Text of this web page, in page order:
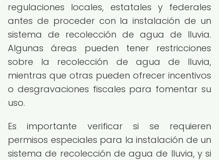
regulaciones locales, estatales y federales
antes de proceder con la instalación de un
sistema de recolección de agua de lluvia.
Algunas áreas pueden tener restricciones
sobre la recolección de agua de lluvia,
mientras que otras pueden ofrecer incentivos
o desgravaciones fiscales para fomentar su
uso.
Es importante verificar si se requieren
permisos especiales para la instalación de un
sistema de recolección de agua de lluvia, y si